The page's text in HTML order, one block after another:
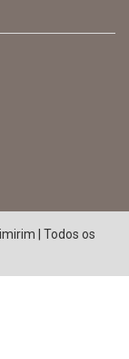
| Todos os